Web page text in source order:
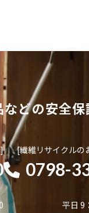
どの安全
[繊維リサイクルの
0798-
平日 9